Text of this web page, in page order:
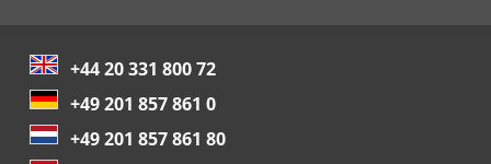
+44 20 331 800 72
+49 201 857 861 0
+49 201 857 861 80